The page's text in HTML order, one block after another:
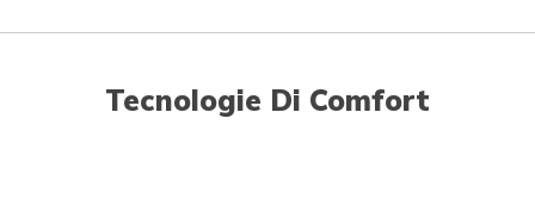
Tecnologie Di Comfort